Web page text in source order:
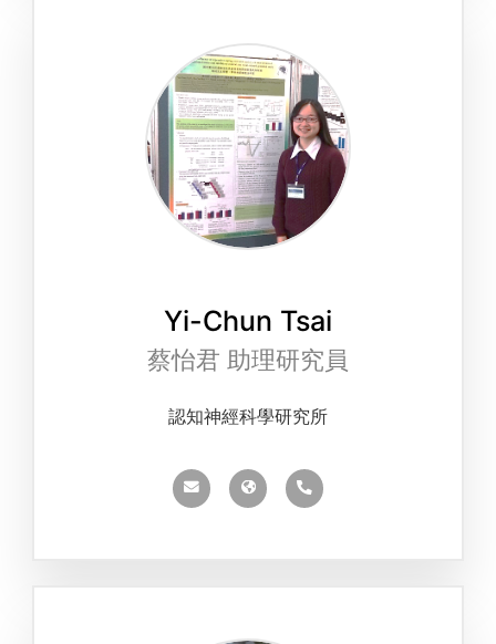
Yi-Chun Tsai
蔡怡君 助理研究員
認知神經科學研究所